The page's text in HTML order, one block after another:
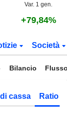
Var. 1 gen.
+79,84%
Società
Bilancio
cassa Ratio